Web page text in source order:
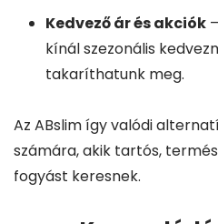
Kedvező ár és akciók
kínál szezonális
takaríthatunk meg.
Az ABslim így valódi
számára, akik tartós,
fogyást keresnek.